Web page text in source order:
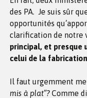
des PA. Je suis sûr
opportunités
clarification de notre
principal, et presque
celui de la
Il faut urgemment
mis à plat”? Comme